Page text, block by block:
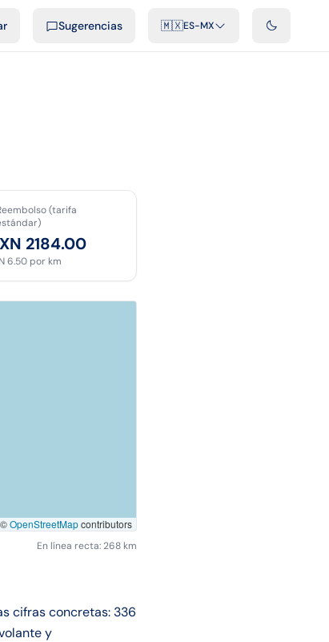
Sugerencias 🇲🇽ES-MX
(tarifa
2184.00
6.50 por km
©OpenStreetMapcontributors
En línea recta: 268 km
cifras concretas: 336
y